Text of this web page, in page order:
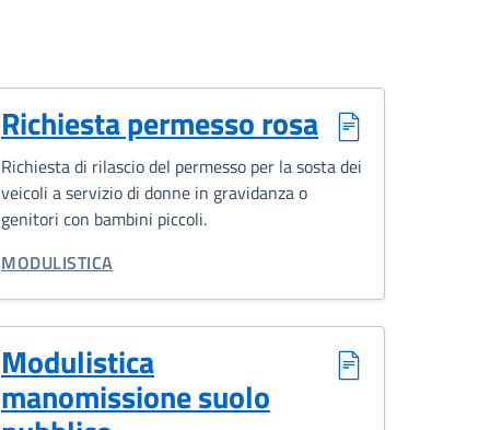
Richiesta permesso rosa
Richiesta di rilascio del permesso per la sosta dei
veicoli a servizio di donne in gravidanza o
genitori con bambini piccoli.
CATEGORIA CORRELATA:
MODULISTICA
Modulistica
manomissione suolo